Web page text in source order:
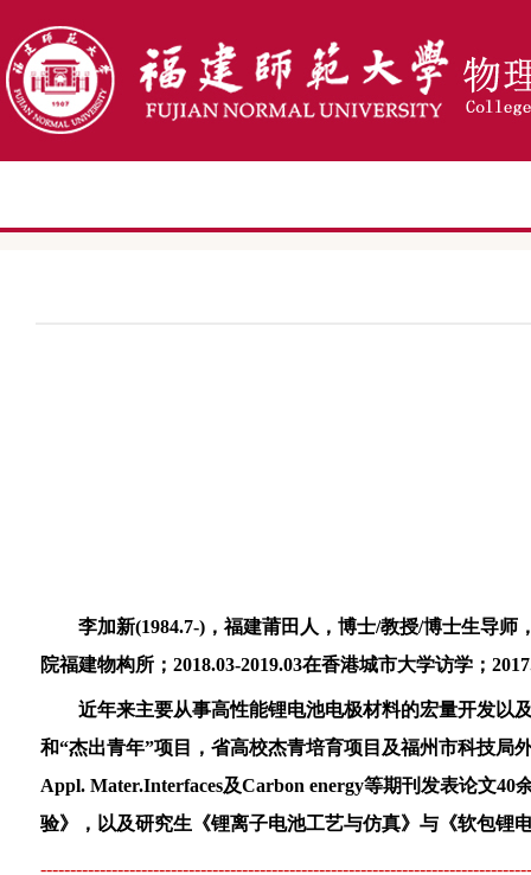
李加新(1984.7-) ，福建莆田人，博士/教授/博士生导师
院福建物构所； 2018.03-2019.03在香港城市大学访学；
近年来主要从事高性能锂电池电极材料的宏量开发以
和“杰出青年”项目，省高校杰青培育项目及福州市科技局
Appl. Mater.Interfaces及Carbon energy等期刊发表论文40
验》，以及研究生《锂离子电池工艺与仿真》与《软包锂